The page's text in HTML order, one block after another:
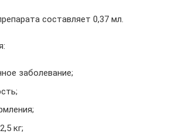
составляет 0,37 мл.
заболевание;
кг;